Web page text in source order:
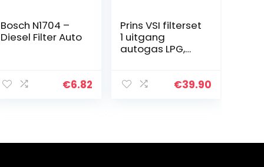
Bosch N1704 –
Diesel Filter Auto
€6.82
Prins VSI filterset
1 uitgang
autogas LPG,
€39.90